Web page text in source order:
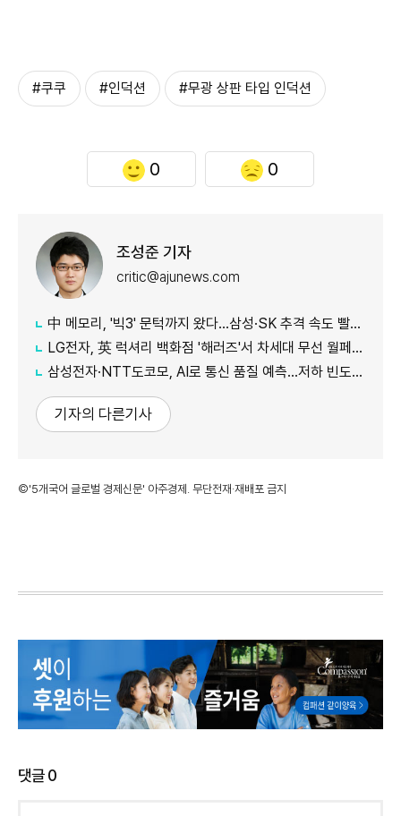
#쿠쿠 #인덕션 #무광 상판 타입 인덕션
0 0
조성준 기자
critic@ajunews.com
中 메모리, '빅3' 문턱까지 왔다…삼성·SK 추격 속도 빨라진다
LG전자, 英 럭셔리 백화점 '해러즈'서 차세대 무선 월페이퍼 TV 특별 전시
삼성전자·NTT도코모, AI로 통신 품질 예측…저하 빈도 절반 줄였다
기자의 다른기사
©'5개국어 글로벌 경제신문' 아주경제. 무단전재·재배포 금지
댓글0